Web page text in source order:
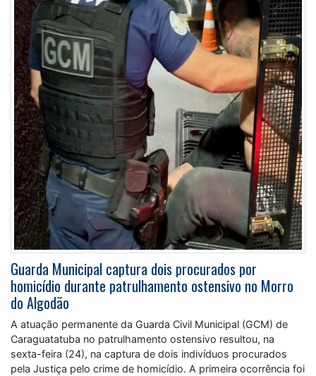
Guarda Municipal captura dois procurados por
homicídio durante patrulhamento ostensivo no Morro
do Algodão
A atuação permanente da Guarda Civil Municipal (GCM) de
Caraguatatuba no patrulhamento ostensivo resultou, na
sexta-feira (24), na captura de dois indivíduos procurados
pela Justiça pelo crime de homicídio. A primeira ocorrência foi